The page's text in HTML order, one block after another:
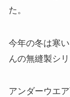
た。
今年の冬は寒
んの無縫製シ
アンダーウエ